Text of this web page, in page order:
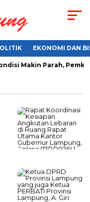
EKONOMI DAN
Makin Parah, Pemkot